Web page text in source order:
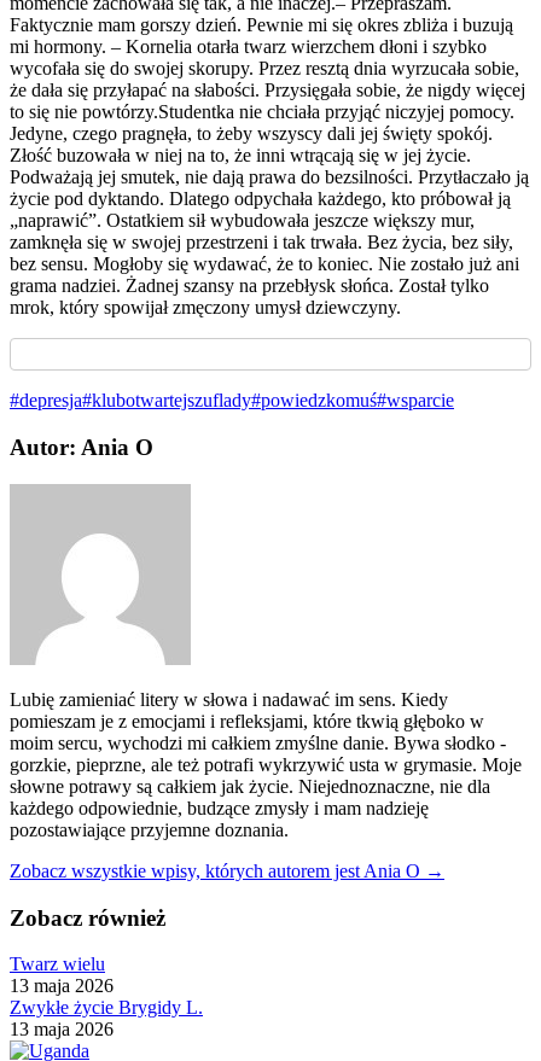
Faktycznie mam gorszy dzień. Pewnie mi się okres zbliża i buzują
mi hormony. – Kornelia otarła twarz wierzchem dłoni i szybko
wycofała się do swojej skorupy. Przez resztą dnia wyrzucała sobie,
że dała się przyłapać na słabości. Przysięgała sobie, że nigdy więcej
to się nie powtórzy.Studentka nie chciała przyjąć niczyjej pomocy.
Jedyne, czego pragnęła, to żeby wszyscy dali jej święty spokój.
Złość buzowała w niej na to, że inni wtrącają się w jej życie.
Podważają jej smutek, nie dają prawa do bezsilności. Przytłaczało ją
życie pod dyktando. Dlatego odpychała każdego, kto próbował ją
„naprawić”. Ostatkiem sił wybudowała jeszcze większy mur,
zamknęła się w swojej przestrzeni i tak trwała. Bez życia, bez siły,
bez sensu. Mogłoby się wydawać, że to koniec. Nie zostało już ani
grama nadziei. Żadnej szansy na przebłysk słońca. Został tylko
mrok, który spowijał zmęczony umysł dziewczyny.
#depresja#klubotwartejszuflady#powiedzkomuś#wsparcie
Autor: Ania O
Lubię zamieniać litery w słowa i nadawać im sens. Kiedy
pomieszam je z emocjami i refleksjami, które tkwią głęboko w
moim sercu, wychodzi mi całkiem zmyślne danie. Bywa słodko -
gorzkie, pieprzne, ale też potrafi wykrzywić usta w grymasie. Moje
słowne potrawy są całkiem jak życie. Niejednoznaczne, nie dla
każdego odpowiednie, budzące zmysły i mam nadzieję
pozostawiające przyjemne doznania.
Zobacz wszystkie wpisy, których autorem jest Ania O →
Zobacz również
Twarz wielu
13 maja 2026
Zwykłe życie Brygidy L.
13 maja 2026